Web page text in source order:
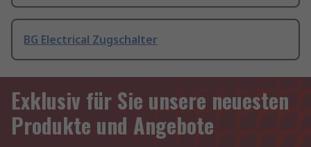
BG Electrical Zugschalter
Exklusiv für Sie unsere neuesten
Produkte und Angebote